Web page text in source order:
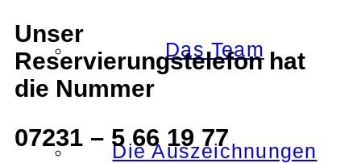
Das Team
Die Auszeichnungen
Unser
Reservierungstelefon hat
die Nummer
07231 – 5 66 19 77